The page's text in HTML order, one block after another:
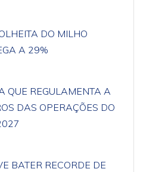
DO MILHO
A 29%
QUE REGULAMENTA A
DAS OPERAÇÕES DO
BATER RECORDE DE